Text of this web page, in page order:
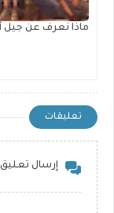
ماذا نعرف عن جيل
تعليقات
إرسال تعليق